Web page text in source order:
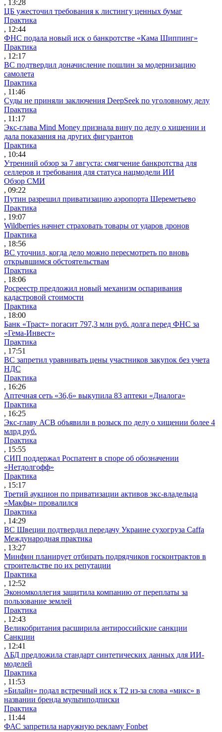
, 13:28
ЦБ ужесточил требования к листингу ценных бумаг
Практика
, 12:44
ФНС подала новый иск о банкротстве «Кама Шиппинг»
Практика
, 12:17
ВС подтвердил доначисление пошлин за модернизацию
самолета
Практика
, 11:46
Суды не приняли заключения DeepSeek по уголовному делу
Практика
, 11:17
Экс-глава Mind Money признала вину по делу о хищении и
дала показания на других фигурантов
Практика
, 10:44
Утренний обзор за 7 августа: смягчение банкротства для
селлеров и требования для статуса нацмодели ИИ
Обзор СМИ
, 09:22
Путин разрешил приватизацию аэропорта Шереметьево
Практика
, 19:07
Wildberries начнет страховать товары от ударов дронов
Практика
, 18:56
ВС уточнил, когда дело можно пересмотреть по вновь
открывшимся обстоятельствам
Практика
, 18:06
Росреестр предложил новый механизм оспаривания
кадастровой стоимости
Практика
, 18:00
Банк «Траст» погасит 797,3 млн руб. долга перед ФНС за
«Гема-Инвест»
Практика
, 17:51
ВС запретил уравнивать цены участников закупок без учета
НДС
Практика
, 16:26
Аптечная сеть «36,6» выкупила 83 аптеки «Диалога»
Практика
, 16:25
Экс-главу АСВ объявили в розыск по делу о хищении более 4
млрд руб.
Практика
, 15:55
СИП поддержал Роспатент в споре об обозначении
«Нетдолгофф»
Практика
, 15:17
Третий аукцион по приватизации активов экс-владельца
«Макфы» провалился
Практика
, 14:29
ВС Швеции подтвердил передачу Украине сухогруза Caffa
Международная практика
, 13:27
Минфин планирует отбирать подрядчиков госконтрактов в
строительстве по их репутации
Практика
, 12:52
Экономколлегия защитила компанию от переплаты за
пользование землей
Практика
, 12:43
Великобритания расширила антироссийские санкции
Санкции
, 12:41
АБД предложила стандарт синтетических данных для ИИ-
моделей
Практика
, 11:53
«Билайн» подал встречный иск к Т2 из-за слова «микс» в
названии бренда мультиподписки
Практика
, 11:44
ФАС запретила наружную рекламу Fonbet